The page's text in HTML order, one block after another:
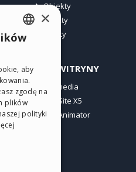
Obiekty
Punkty
Oferty
INNE WITRYNY
Incomedia
WebSite X5
WebAnimator
ENGLISH
GERMAN
SPANISH
PORTUGUESE
×
aby
zgodę na
plików
polityki